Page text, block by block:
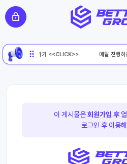
이백 신청하러가기 <<CLICK>> 매달 진행
이 게시물은회원가입 후열
로그인 후 이용